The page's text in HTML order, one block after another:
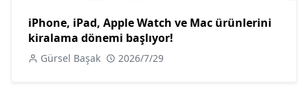
iPhone, iPad, Apple Watch ve Mac ürünlerini
kiralama dönemi başlıyor!
Gürsel Başak 2026/7/29